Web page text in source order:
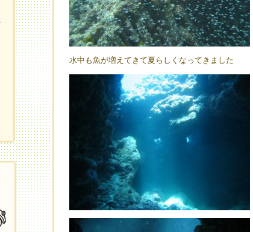
水中も魚が増えてきて夏らしくなってきました